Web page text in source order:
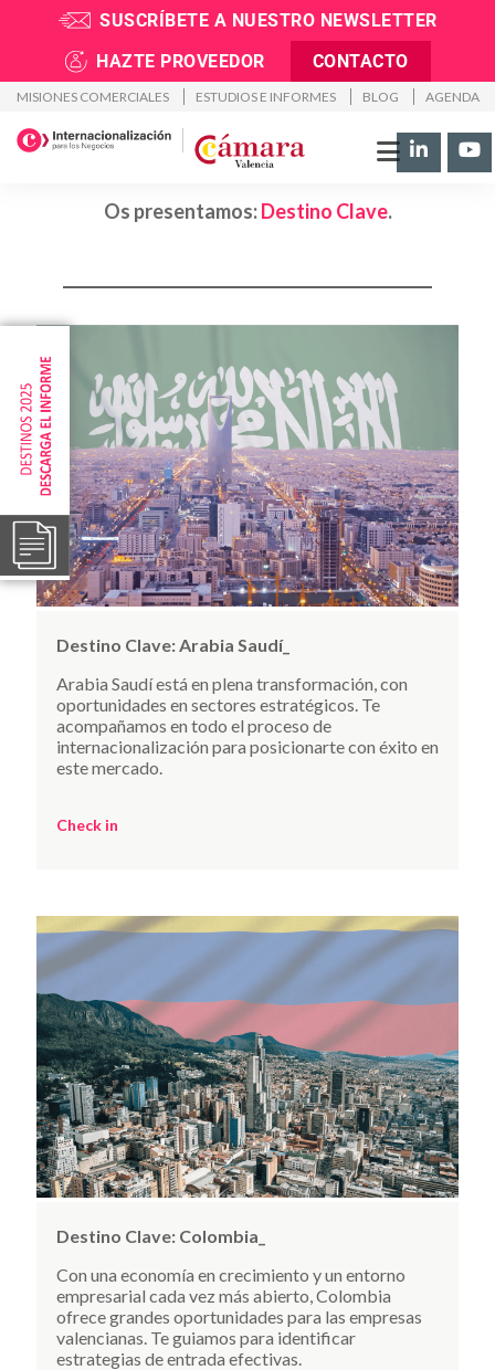
SUSCRÍBETE A NUESTRO NEWSLETTER
HAZTE PROVEEDOR
CONTACTO
MISIONES COMERCIALES ESTUDIOS E INFORMES BLOG AGENDA
Acceder a un nuevo mercado conlleva riesgos e
incertidumbres, pero,
¿Y si dispusierais de toda la información actual
relacionada con la logística,
jurisdicción, economía y comportamiento del
consumidor del país de destino?
Os presentamos:Destino Clave.
Destino Clave:Arabia Saudí_
Arabia Saudí está en plena transformación, con
oportunidades en sectores estratégicos. Te
acompañamos en todo el proceso de
internacionalización para posicionarte con éxito en
este mercado.
Check in
Destino Clave: Colombia_
Con una economía en crecimiento y un entorno
empresarial cada vez más abierto, Colombia
ofrece grandes oportunidades para las empresas
valencianas. Te guiamos para identificar
estrategias de entrada efectivas.